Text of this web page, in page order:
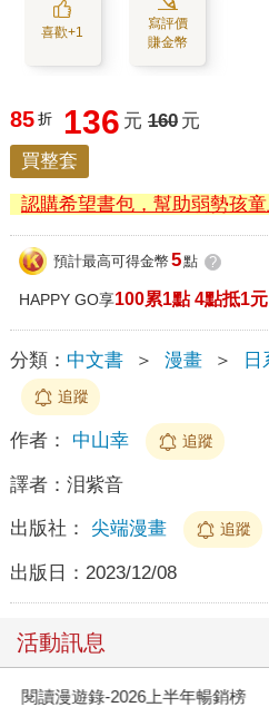
喜歡+1
寫評價
賺金幣
85 折 136 元 160 元
買整套
認購希望書包，幫助弱勢孩童
預計最高可得金幣 5點 ?
HAPPY GO享100累1點 4點抵1元
分類： 中文書 ＞ 漫畫 ＞
追蹤
作者： 中山幸 追蹤
譯者： 泪紫音
出版社： 尖端漫畫 追蹤
出版日： 2023/12/08
活動訊息
閱讀漫遊錄-2026上半年暢銷榜